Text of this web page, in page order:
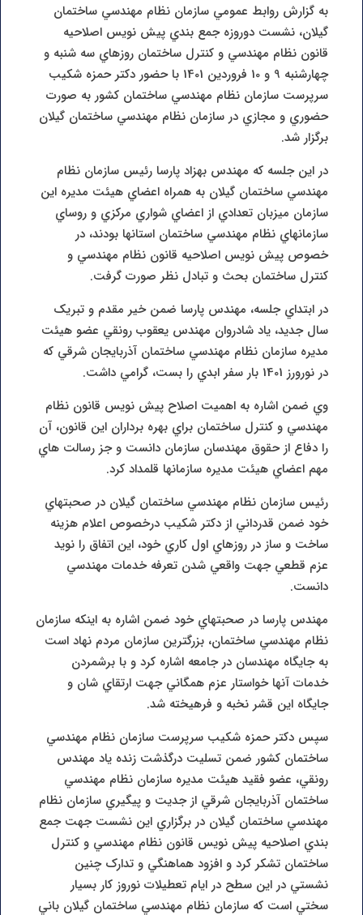
به گزارش روابط عمومي سازمان نظام مهندسي ساختمان
گيلان، نشست دوروزه جمع بندي پيش نويس اصلاحيه
قانون نظام مهندسي و کنترل ساختمان روزهاي سه شنبه و
چهارشنبه 9 و 10 فروردين 1401 با حضور دکتر حمزه شکيب
سرپرست سازمان نظام مهندسي ساختمان کشور به صورت
حضوري و مجازي در سازمان نظام مهندسي ساختمان گيلان
برگزار شد.
در اين جلسه که مهندس بهزاد پارسا رئيس سازمان نظام
مهندسي ساختمان گيلان به همراه اعضاي هيئت مديره اين
سازمان ميزبان تعدادي از اعضاي شواري مرکزي و روساي
سازمانهاي نظام مهندسي ساختمان استانها بودند، در
خصوص پيش نويس اصلاحيه قانون نظام مهندسي و
کنترل ساختمان بحث و تبادل نظر صورت گرفت.
در ابتداي جلسه، مهندس پارسا ضمن خير مقدم و تبريک
سال جديد، ياد شادروان مهندس يعقوب رونقي عضو هيئت
مديره سازمان نظام مهندسي ساختمان آذربايجان شرقي که
در نورورز 1401 بار سفر ابدي را بست، گرامي داشت.
وي ضمن اشاره به اهميت اصلاح پيش نويس قانون نظام
مهندسي و کنترل ساختمان براي بهره برداران اين قانون، آن
را دفاع از حقوق مهندسان سازمان دانست و جز رسالت هاي
مهم اعضاي هيئت مديره سازمانها قلمداد کرد.
رئيس سازمان نظام مهندسي ساختمان گيلان در صحبتهاي
خود ضمن قدرداني از دکتر شکيب درخصوص اعلام هزينه
ساخت و ساز در روزهاي اول کاري خود، اين اتفاق را نويد
عزم قطعي جهت واقعي شدن تعرفه خدمات مهندسي
دانست.
مهندس پارسا در صحبتهاي خود ضمن اشاره به اينکه سازمان
نظام مهندسي ساختمان، بزرگترين سازمان مردم نهاد است
به جايگاه مهندسان در جامعه اشاره کرد و با برشمردن
خدمات آنها خواستار عزم همگاني جهت ارتقاي شان و
جايگاه اين قشر نخبه و فرهيخته شد.
سپس دکتر حمزه شکيب سرپرست سازمان نظام مهندسي
ساختمان کشور ضمن تسليت درگذشت زنده ياد مهندس
رونقي، عضو فقيد هيئت مديره سازمان نظام مهندسي
ساختمان آذربايجان شرقي از جديت و پيگيري سازمان نظام
مهندسي ساختمان گيلان در برگزاري اين نشست جهت جمع
بندي اصلاحيه پيش نويس قانون نظام مهندسي و کنترل
ساختمان تشکر کرد و افزود هماهنگي و تدارک چنين
نشستي در اين سطح در ايام تعطيلات نوروز کار بسيار
سختي است که سازمان نظام مهندسي ساختمان گيلان باني